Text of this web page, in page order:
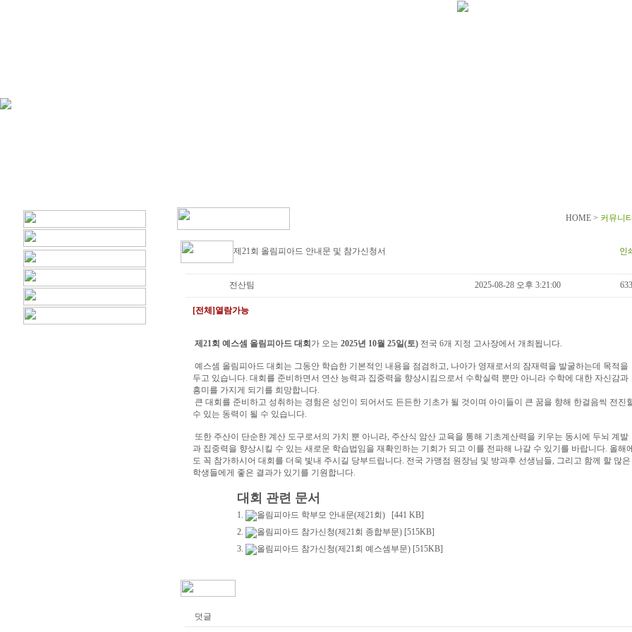
HOME > 커뮤니티
제21회 올림피아드 안내문 및 참가신청서 인
전산팀 2025-08-28 오후 3:21:00 633
[전체]열람가능
제21회 예스셈 올림피아드 대회 가 오는 2025년 10월 25일(토)전국 6개 지정 고사장에서 개최됩니다.
예스셈 올림피아드 대회는 그동안 학습한 기본적인 내용을 점검하고, 나아가 영재로서의 잠재력을 발굴하는데 목적을
두고 있습니다. 대회를 준비하면서 연산 능력과 집중력을 향상시킴으로서 수학실력 뿐만 아니라 수학에 대한 자신감과
흥미를 가지게 되기를 희망합니다.
큰 대회를 준비하고 성취하는 경험은 성인이 되어서도 든든한 기초가 될 것이며 아이들이 큰 꿈을 향해 한걸음씩 전진
수 있는 동력이 될 수 있습니다.
또한 주산이 단순한 계산 도구로서의 가치 뿐 아니라, 주산식 암산 교육을 통해 기초계산력을 키우는 동시에 두뇌 계발
과 집중력을 향상시킬 수 있는 새로운 학습법임을 재확인하는 기회가 되고 이를 전파해 나갈 수 있기를 바랍니다. 올해에
도 꼭 참가하시어 대회를 더욱 빛내 주시길 당부드립니다. 전국 가맹점 원장님 및 방과후 선생님들, 그리고 함께 할 많은
학생들에게 좋은 결과가 있기를 기원합니다.
대회 관련 문서
1. 올림피아드 학부모 안내문(제21회) [441 KB]
2.
올림피아드 참가신청(제21회 종합부문) [515KB]
3.
올림피아드 참가신청(제21회 예스셈부문) [515KB]
덧글